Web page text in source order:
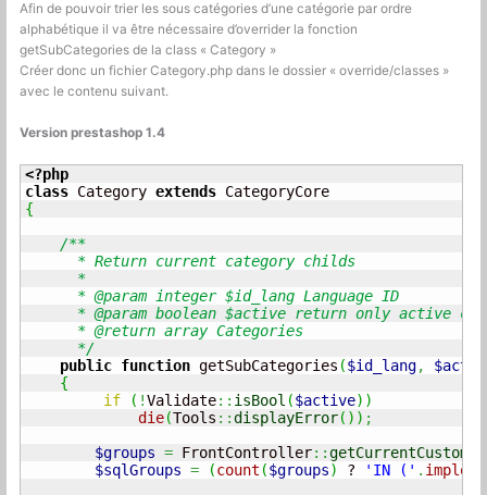
Afin de pouvoir trier les sous catégories d’une catégorie par ordre
alphabétique il va être nécessaire d’overrider la fonction
getSubCategories de la class « Category »
Créer donc un fichier Category.php dans le dossier « override/classes »
avec le contenu suivant.
Version prestashop 1.4
<?php
class Category extends
{
/**
* Return current category childs
*
* @param integer $id_lang Language ID
* @param boolean $active return only active
* @return array Categories
*/
public function getSubCategories ($id_lang,
{
if
( !Validate:: isBool ($active) )
die(Tools ::displayError( ) ) ;
$groups = FrontController::
$sqlGroups = (count ($groups) ? 'IN (' . implode